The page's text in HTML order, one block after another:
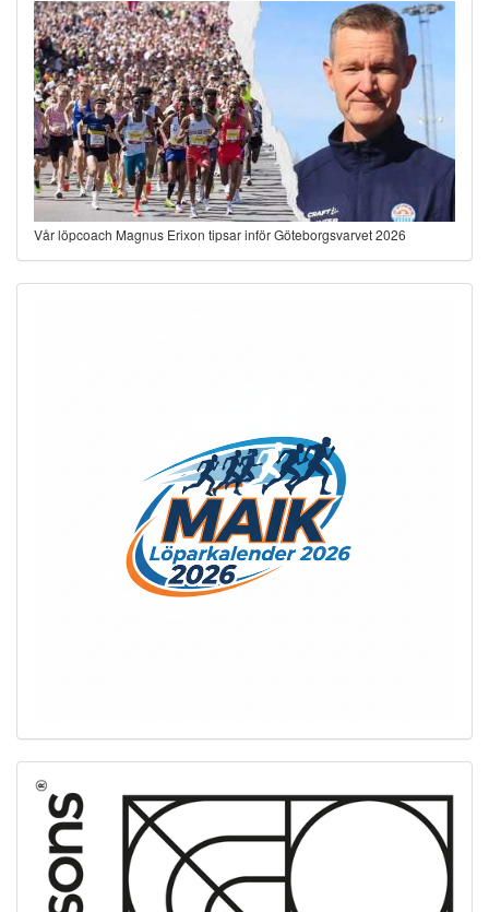
Vår löpcoach Magnus Erixon tipsar inför Göteborgsvarvet 2026